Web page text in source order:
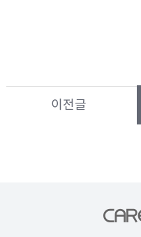
이전글